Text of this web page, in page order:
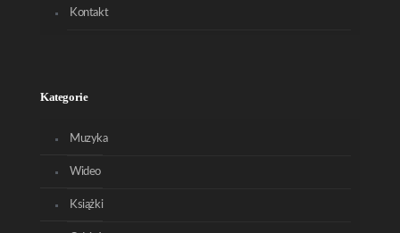
Kontakt
Kategorie
Muzyka
Wideo
Książki